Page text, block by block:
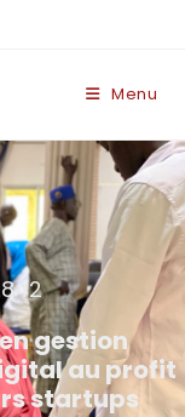
Menu
gestion
au profit
startups